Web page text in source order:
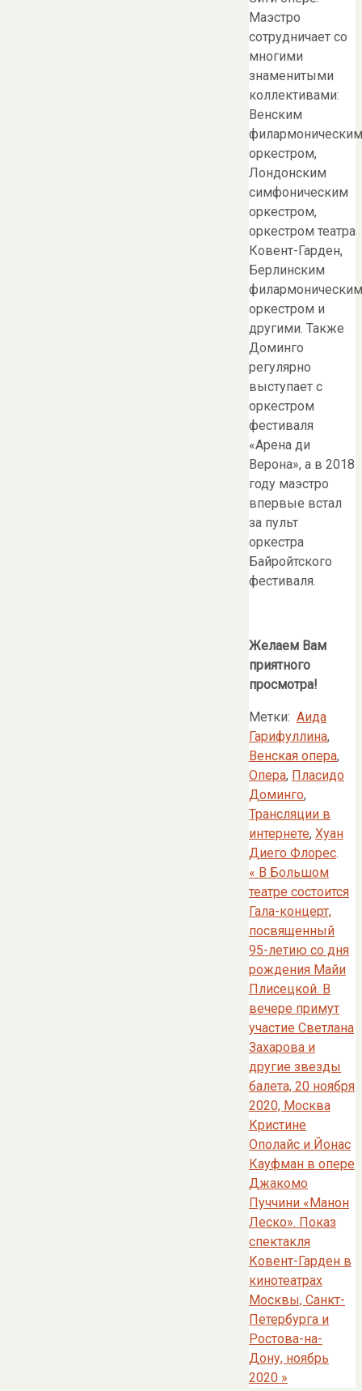
Маэстро
сотрудничает со
многими
знаменитыми
коллективами:
Венским
филармоническим
оркестром,
Лондонским
симфоническим
оркестром,
оркестром театра
Ковент-Гарден,
Берлинским
филармоническим
оркестром и
другими. Также
Доминго
регулярно
выступает с
оркестром
фестиваля
«Арена ди
Верона», а в 2018
году маэстро
впервые встал
за пульт
оркестра
Байройтского
фестиваля.
Желаем Вам
приятного
просмотра!
Метки: Аида
Гарифуллина,
Венская опера,
Опера, Пласидо
Доминго,
Трансляции в
интернете, Хуан
Диего Флорес.
« В Большом
театре состоится
Гала-концерт,
посвященный
95-летию со дня
рождения Майи
Плисецкой. В
вечере примут
участие Светлана
Захарова и
другие звезды
балета, 20 ноября
2020, Москва
Кристине
Ополайс и Йонас
Кауфман в опере
Джакомо
Пуччини «Манон
Леско». Показ
спектакля
Ковент-Гарден в
кинотеатрах
Москвы, Санкт-
Петербурга и
Ростова-на-
Дону, ноябрь
2020 »